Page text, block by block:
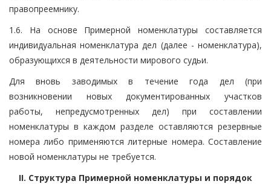
правопреемнику.
1.6. На основе Примерной номенклатуры составляется
индивидуальная номенклатура дел (далее - номенклатура),
образующихся в деятельности мирового судьи.
Для вновь заводимых в течение года дел (при
возникновении новых документированных участков
работы, непредусмотренных дел) при составлении
номенклатуры в каждом разделе оставляются резервные
номера либо применяются литерные номера. Составление
новой номенклатуры не требуется.
II. Структура Примерной номенклатуры и порядок